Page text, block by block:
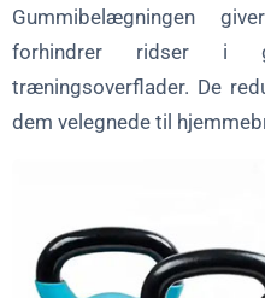
Gummibelægningen
forhindrer ridser i
træningsoverflader. De
dem velegnede til